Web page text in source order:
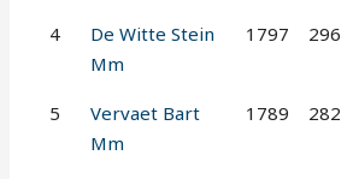
4
De Witte Stein
Mm
1797 296
5
Vervaet Bart
Mm
1789 282